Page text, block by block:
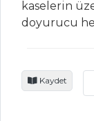
Salatalar
ET
kaselerin
doyurucu
Kaydet